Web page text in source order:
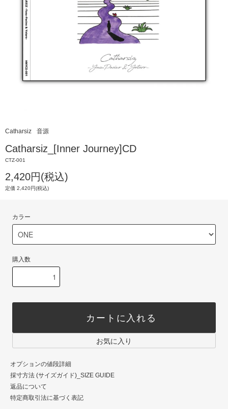
Catharsiz 音源
Catharsiz_[Inner Journey]CD
CTZ-001
2,420円(税込)
定価 2,420円(税込)
カラー
購入数
カートに入れる
お気に入り
オプションの値段詳細
採寸方法 (サイズガイド)_SIZE GUIDE
返品について
特定商取引法に基づく表記